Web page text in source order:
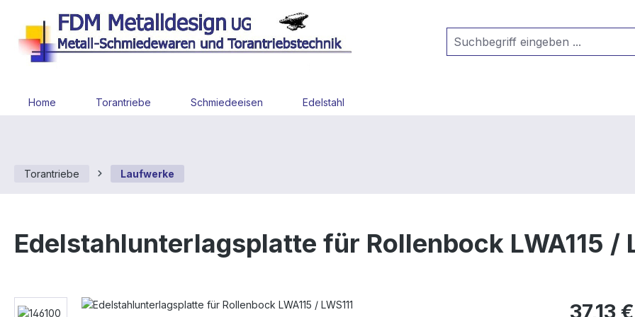
Hauptinhalt springen
Zur Suche springen
Zur Hauptnavigation springen
Home Torantriebe Schmiedeeisen Edelstahl
Torantriebe Laufwerke
Edelstahlunterlagsplatte für Rollenbock LWA115 /
Bildergalerie überspringen 37,13 €